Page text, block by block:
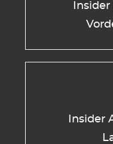
Insider